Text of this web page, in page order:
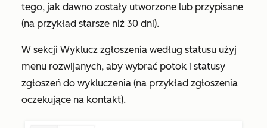
tego, jak dawno zostały utworzone lub przypisane
(na przykład starsze niż 30 dni).
W sekcji Wyklucz zgłoszenia według statusu użyj
menu rozwijanych, aby wybrać potok i statusy
zgłoszeń do wykluczenia (na przykład zgłoszenia
oczekujące na kontakt).